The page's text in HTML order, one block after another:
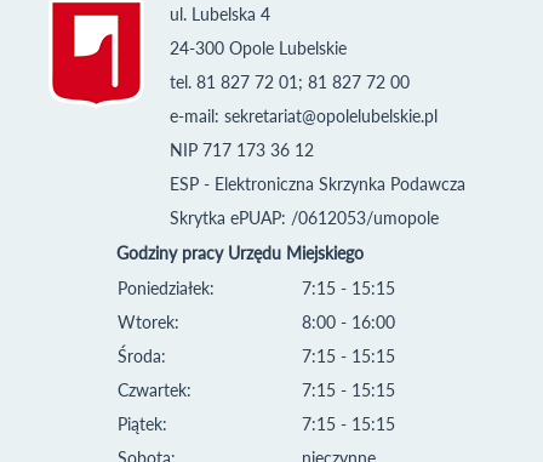
ul. Lubelska 4
24-300 Opole Lubelskie
tel. 81 827 72 01; 81 827 72 00
e-mail: sekretariat@opolelubelskie.pl
NIP 717 173 36 12
ESP - Elektroniczna Skrzynka Podawcza
Skrytka ePUAP: /0612053/umopole
Godziny pracy Urzędu Miejskiego
Poniedziałek:
Wtorek:
Środa:
Czwartek:
Piątek:
Sobota:
7:15 - 15:15
8:00 - 16:00
7:15 - 15:15
7:15 - 15:15
7:15 - 15:15
nieczynne